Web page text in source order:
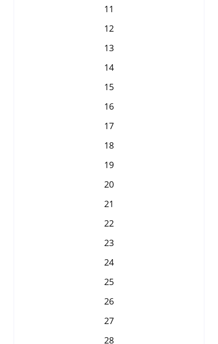
11
12
13
14
15
16
17
18
19
20
21
22
23
24
25
26
27
28